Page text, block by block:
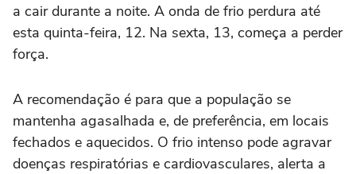
a cair durante a noite. A onda de frio perdura até
esta quinta-feira, 12. Na sexta, 13, começa a perder
força.
A recomendação é para que a população se
mantenha agasalhada e, de preferência, em locais
fechados e aquecidos. O frio intenso pode agravar
doenças respiratórias e cardiovasculares, alerta a